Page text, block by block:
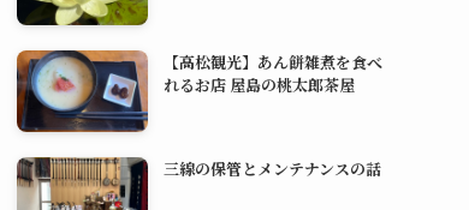
【高松観光】あん餅雑煮を食べ
れるお店 屋島の桃太郎茶屋
三線の保管とメンテナンスの話